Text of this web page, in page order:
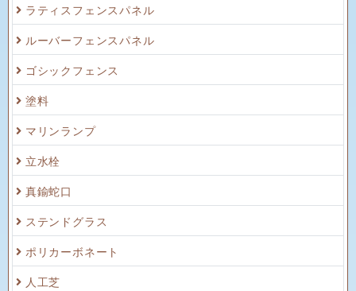
ラティスフェンスパネル
ルーバーフェンスパネル
ゴシックフェンス
塗料
マリンランプ
立水栓
真鍮蛇口
ステンドグラス
ポリカーボネート
人工芝